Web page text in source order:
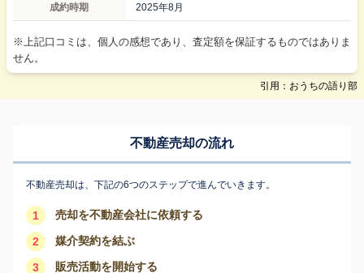
成約時期 2025年8月
※上記口コミは、個人の感想であり、査定額を保証するものではありま
せん。
引用：おうちの語り部
不動産売却の流れ
不動産売却は、下記の6つのステップで進んでいきます。
1 売却を不動産会社に依頼する
2 媒介契約を結ぶ
3 販売活動を開始する